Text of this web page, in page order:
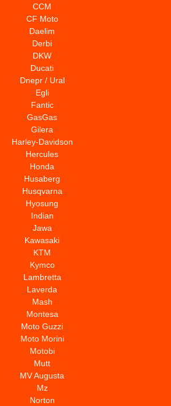
CCM
CF Moto
Daelim
Derbi
DKW
Ducati
Dnepr / Ural
Egli
Fantic
GasGas
Gilera
Harley-Davidson
Hercules
Honda
Husaberg
Husqvarna
Hyosung
Indian
Jawa
Kawasaki
KTM
Kymco
Lambretta
Laverda
Mash
Montesa
Moto Guzzi
Moto Morini
Motobi
Mutt
MV Augusta
Mz
Norton